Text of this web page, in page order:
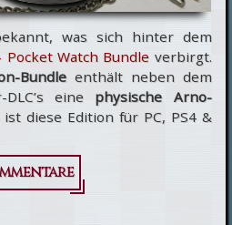
was sich hinter dem
Pocket Watch Bundle verbirgt.
Bundleenthält neben dem
eine physische Arno-
diese Edition für PC, PS4 &